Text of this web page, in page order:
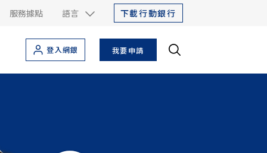
服務據點 語言 下載行動銀行
登入網銀 我要申請